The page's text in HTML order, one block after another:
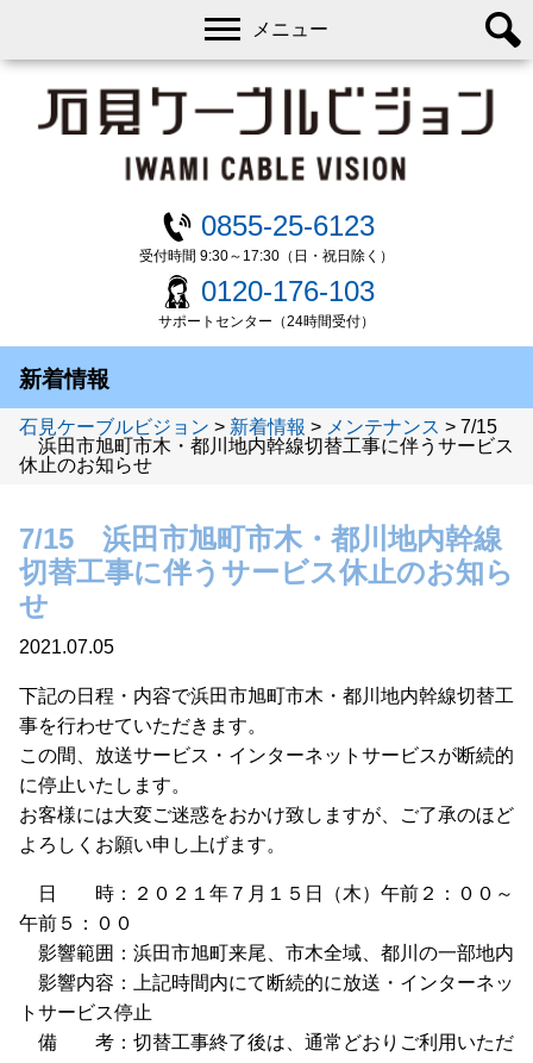
0855-25-6123
受付時間 9:30～17:30（日・祝日除く）
0120-176-103
サポートセンター（24時間受付）
メニュー
新着情報
石見ケーブルビジョン > 新着情報 > メンテナンス > 7/15
浜田市旭町市木・都川地内幹線切替工事に伴うサービス
休止のお知らせ
7/15 浜田市旭町市木・都川地内幹線
切替工事に伴うサービス休止のお知ら
せ
2021.07.05
下記の日程・内容で浜田市旭町市木・都川地内幹線切替工
事を行わせていただきます。
この間、放送サービス・インターネットサービスが断続的
に停止いたします。
お客様には大変ご迷惑をおかけ致しますが、ご了承のほど
よろしくお願い申し上げます。
日 時：２０２１年７月１５日（木）午前２：００～
午前５：００
影響範囲：浜田市旭町来尾、市木全域、都川の一部地内
影響内容：上記時間内にて断続的に放送・インターネッ
トサービス停止
備 考：切替工事終了後は、通常どおりご利用いただ